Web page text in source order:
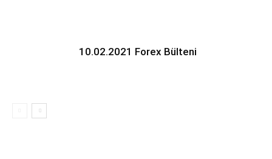
10.02.2021 Forex Bülteni